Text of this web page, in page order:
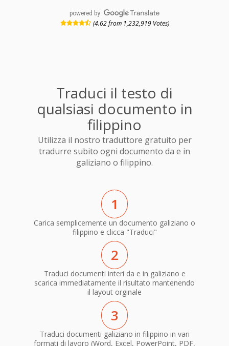
powered by
(4.62 from 1,232,919 Votes)
Traduci il testo di
qualsiasi documento in
filippino
Utilizza il nostro traduttore gratuito per
tradurre subito ogni documento da e in
galiziano o filippino.
1
Carica semplicemente un documento galiziano o
filippino e clicca "Traduci"
2
Traduci documenti interi da e in galiziano e
scarica immediatamente il risultato mantenendo
il layout orginale
3
Traduci documenti galiziano in filippino in vari
formati di lavoro (Word, Excel, PowerPoint, PDF,